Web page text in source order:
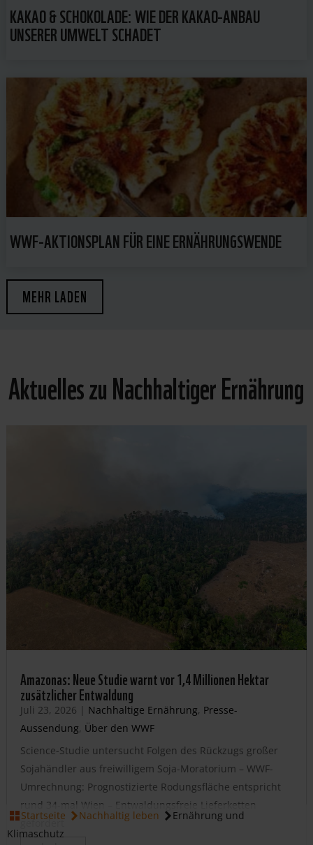
KAKAO & SCHOKOLADE: WIE DER KAKAO-ANBAU
UNSERER UMWELT SCHADET
WWF-AKTIONSPLAN FÜR EINE ERNÄHRUNGSWENDE
MEHR LADEN
Aktuelles zu Nachhaltiger Ernährung
Amazonas: Neue Studie warnt vor 1,4 Millionen Hektar
zusätzlicher Entwaldung
Juli 23, 2026 | Nachhaltige Ernährung, Presse-
Aussendung, Über den WWF
Science-Studie untersucht Folgen des Rückzugs großer
Sojahändler aus freiwilligem Soja-Moratorium – WWF-
Umrechnung: Prognostizierte Rodungsfläche entspricht
rund 34-mal Wien – Entwaldungsfreie Lieferketten
gefordert
Startseite Nachhaltig leben
Ernährung und
Klimaschutz